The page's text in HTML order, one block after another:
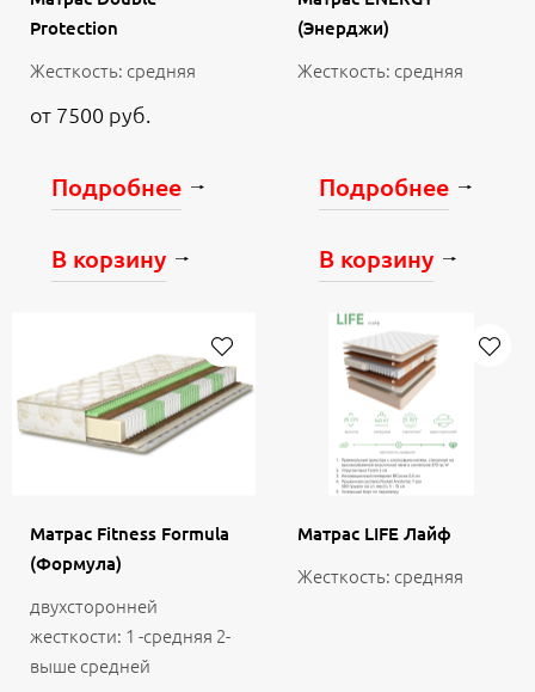
Protection
Жесткость: средняя
от 7500 руб.
Подробнее
В корзину
(Энерджи)
Жесткость: средняя
Подробнее
В корзину
Матрас Fitness Formula
(Формула)
двухсторонней
жесткости: 1 -средняя 2-
выше средней
Матрас LIFE Лайф
Жесткость: средняя